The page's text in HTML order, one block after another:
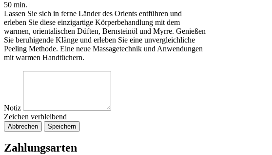
50 min. |
Lassen Sie sich in ferne Länder des Orients entführen und
erleben Sie diese einzigartige Körperbehandlung mit dem
warmen, orientalischen Düften, Bernsteinöl und Myrre. Genießen
Sie beruhigende Klänge und erleben Sie eine unvergleichliche
Peeling Methode. Eine neue Massagetechnik und Anwendungen
mit warmen Handtüchern.
Notiz
Zeichen verbleibend
Abbrechen Speichern
Zahlungsarten